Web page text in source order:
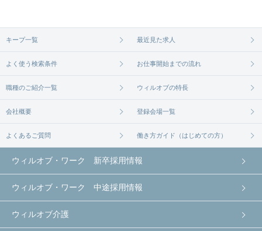
無料相談の登録はコチラから
キープ一覧 最近見た求人
よく使う検索条件 お仕事開始までの流れ
職種のご紹介一覧 ウィルオブの特長
会社概要 登録会場一覧
よくあるご質問 働き方ガイド（はじめての方）
ウィルオブ・ワーク 新卒採用情報
ウィルオブ・ワーク 中途採用情報
ウィルオブ介護